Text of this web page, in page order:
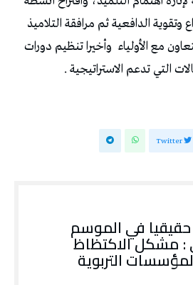
الدافعية ثم مرافقة التلاميذ
مع الأولياء وأخيرا تنظيم دورات
التي تدعم الاستراتيجية .
Twitter
في الموسم
: مشكل الاكتظاظ
التربوية